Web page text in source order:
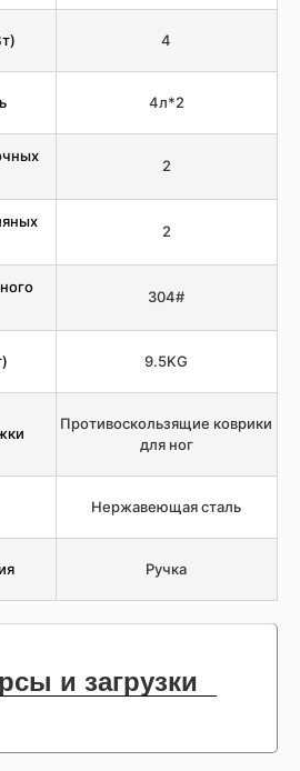
4
4л*2
2
2
304#
9.5KG
Противоскользящие коврики
для ног
Нержавеющая сталь
Ручка
и загрузки